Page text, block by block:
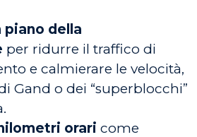
della
per ridurre il traffico di
e calmierare le velocità,
Gand o dei “superblocchi”
orari come